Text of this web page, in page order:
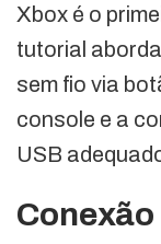
Xbox é o
tutorial
sem fio via
console e a
USB